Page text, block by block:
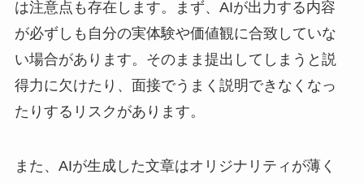
は注意点も存在します。まず、AIが出力する内容
が必ずしも自分の実体験や価値観に合致していな
い場合があります。そのまま提出してしまうと説
得力に欠けたり、面接でうまく説明できなくなっ
たりするリスクがあります。
また、AIが生成した文章はオリジナリティが薄く